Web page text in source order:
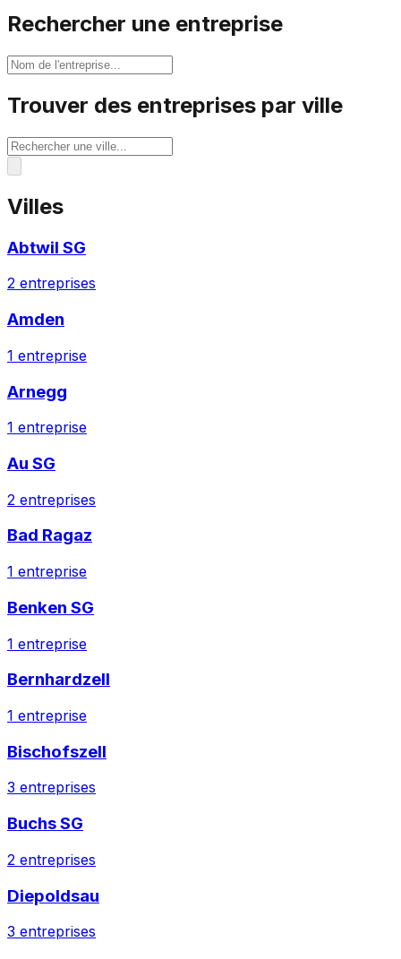
Rechercher une entreprise
Trouver des entreprises par ville
Villes
Abtwil SG
2 entreprises
Amden
1 entreprise
Arnegg
1 entreprise
Au SG
2 entreprises
Bad Ragaz
1 entreprise
Benken SG
1 entreprise
Bernhardzell
1 entreprise
Bischofszell
3 entreprises
Buchs SG
2 entreprises
Diepoldsau
3 entreprises